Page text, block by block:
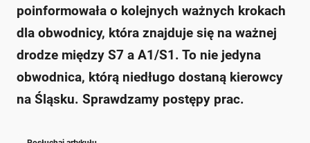
poinformowała o kolejnych ważnych krokach
dla obwodnicy, która znajduje się na ważnej
drodze między S7 a A1/S1. To nie jedyna
obwodnica, którą niedługo dostaną kierowcy
na Śląsku. Sprawdzamy postępy prac.